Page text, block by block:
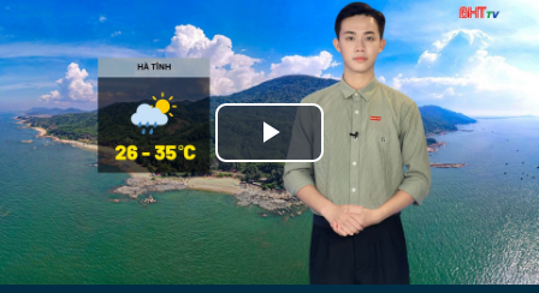
Play
Video